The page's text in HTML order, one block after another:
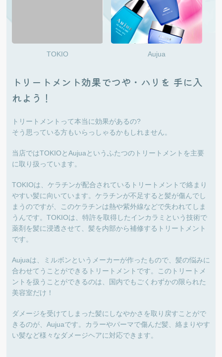
TOKIO Aujua
トリートメント効果でつや・ハリを 手に入
れよう！
トリートメントって本当に効果があるの?
そう思っている方もいらっしゃるかもしれません。
当店ではTOKIOとAujuaというふたつのトリートメントを主要
に取り扱っています。
TOKIOは、ケラチンが配合されているトリートメントで絡まり
やすい髪に向いています。ケラチンが不足すると髪が傷んでし
まうのですが、このケラチンは熱や紫外線などで失われてしま
うんです。TOKIOは、特許を取得したインカラミという技術で
薬剤を髪に浸透させて、髪を内部から補修するトリートメント
です。
Aujuaは、ミルボンというメーカーが作ったもので、髪の悩みに
合わせてうことができるトリートメントです。このトリートメ
ントを扱うことができるのは、国内でもごくわずかの限られた
美容室だけ！
ダメージを受けてしまった髪にしなやかさを取り戻すことがで
きるのが、Aujuaです。カラーやパーマで傷んだ髪、絡まりやす
い髪など様々なダメージヘアに対応できます。